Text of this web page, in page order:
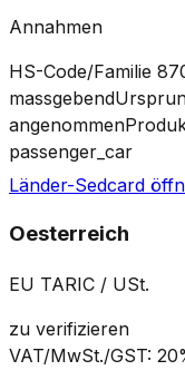
Annahmen
HS-Code/Familie
massgebend
angenommen
passenger_car
Länder-Sedcard
Oesterreich
EU TARIC / USt.
zu verifizieren
VAT/MwSt./GST: